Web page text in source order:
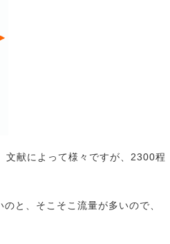
文献によって様々ですが、2300程
と、そこそこ流量が多いので、